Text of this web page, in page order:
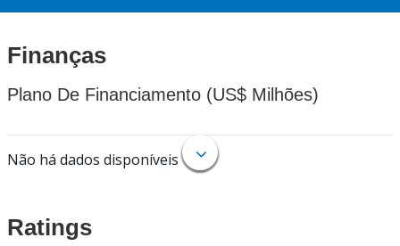
Finanças
Plano De Financiamento (US$ Milhões)
Não há dados disponíveis
Ratings